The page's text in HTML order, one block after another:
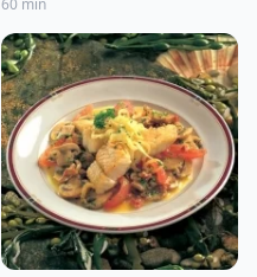
60 min